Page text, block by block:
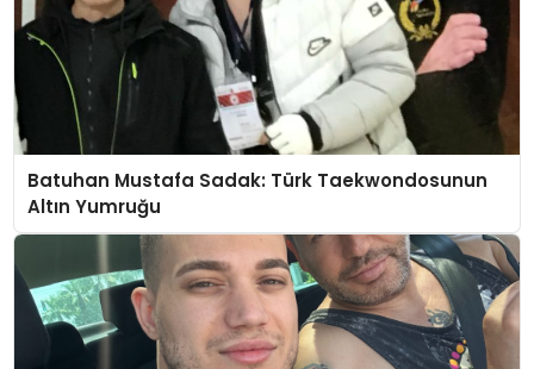
Batuhan Mustafa Sadak: Türk Taekwondosunun
Altın Yumruğu